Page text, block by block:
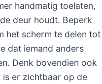
handmatig toelaten,
deur houdt. Beperk
het scherm te delen tot
dat iemand anders
Denk bovendien ook
is er zichtbaar op de